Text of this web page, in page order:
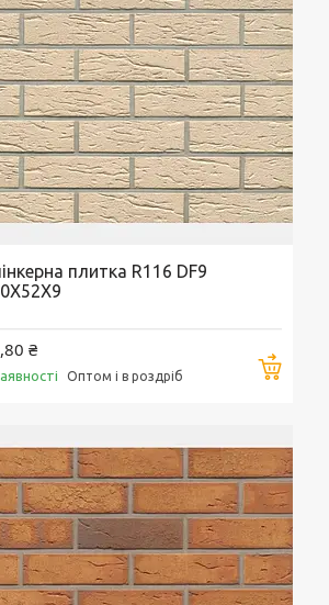
плитка R116 DF9
₴
Оптом і в роздріб